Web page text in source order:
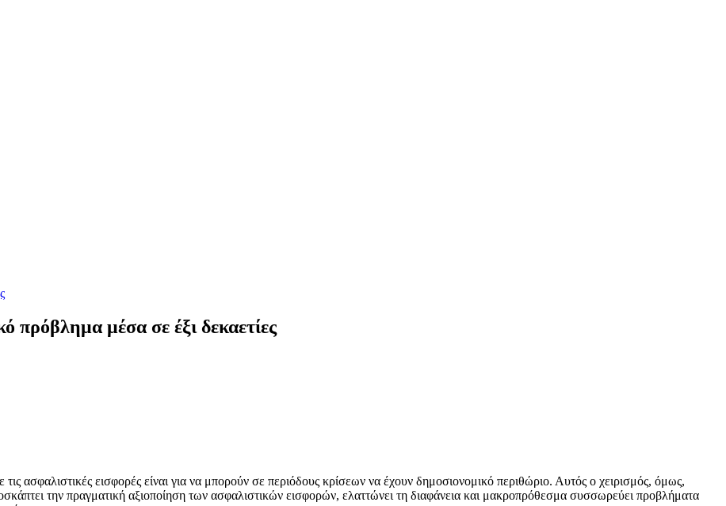
πρόβλημα μέσα σε έξι δεκαετίες
ασφαλιστικές εισφορές είναι για να μπορούν σε περιόδους κρίσεων να έχουν δημοσιονομικό περιθώριο. Αυτός ο χειρισμός, όμως,
την πραγματική αξιοποίηση των ασφαλιστικών εισφορών, ελαττώνει τη διαφάνεια και μακροπρόθεσμα συσσωρεύει προβλήματα